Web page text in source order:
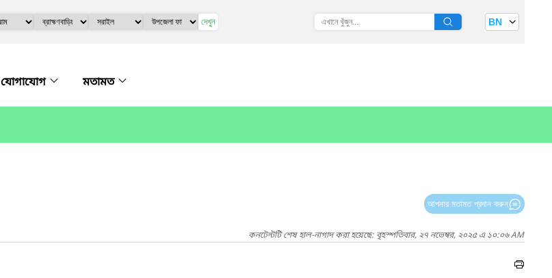
দেখুন BN
যোগাযোগ মতামত
আপনার মতামত প্রদান করুন
কনটেন্টটি শেষ হাল-নাগাদ করা হয়েছে: বৃহস্পতিবার, ২৭ নভেম্বর, ২০২৫ এ ১০:০৬ AM